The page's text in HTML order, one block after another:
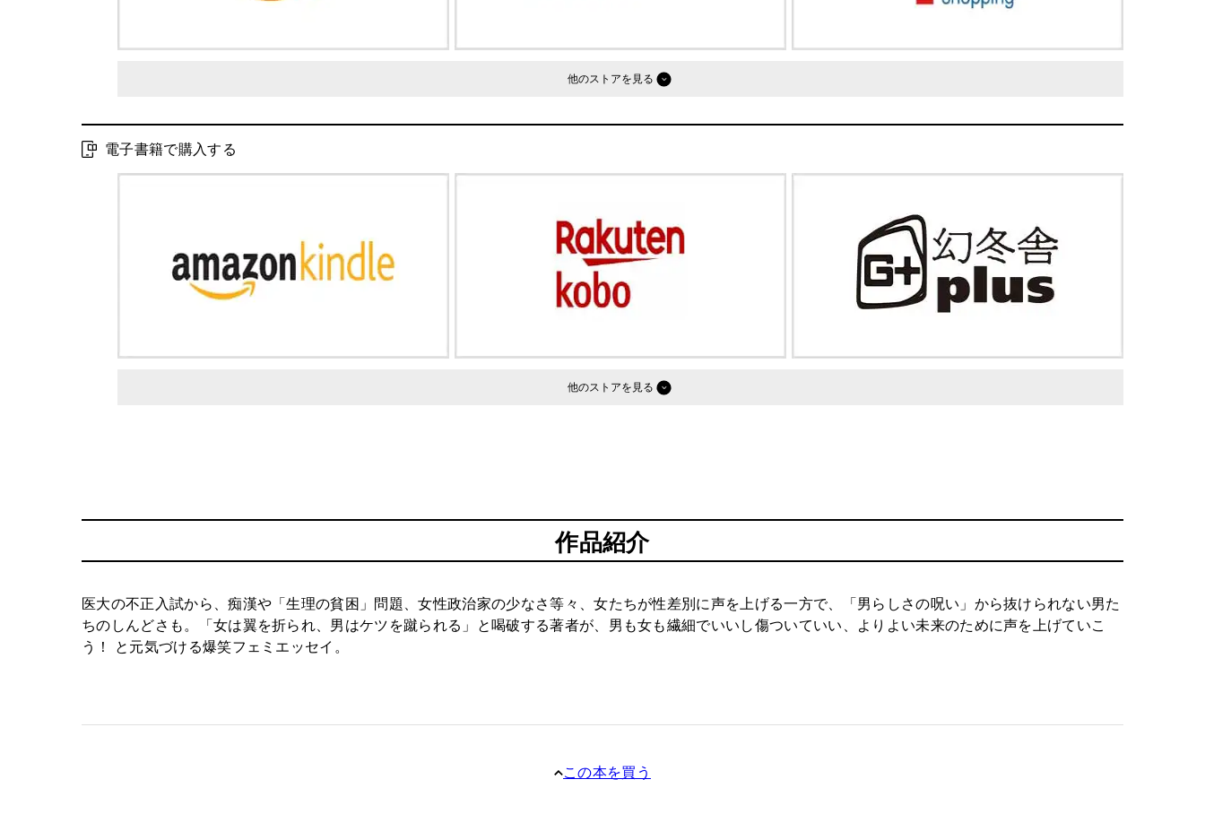
他のストア
電子書籍で購入する
他のストア
作品紹介
医大の不正入試から、痴漢や「生理の貧困」問題、女性政治家の少なさ等々、女たちが性差別に声を上げる一方で、「男らしさの呪い」から抜けられない男た
ちのしんどさも。「女は翼を折られ、男はケツを蹴られる」と喝破する著者が、男も女も繊細でいいし傷ついていい、よりよい未来のために声を上げていこ
う！ と元気づける爆笑フェミエッセイ。
この本を買う